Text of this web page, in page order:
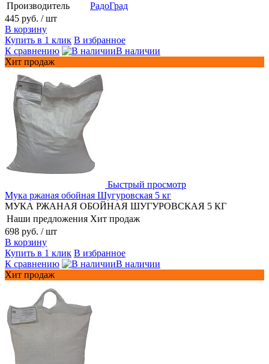
Производитель
РадоГрад
445 руб. / шт
В корзину
Купить в 1 клик В избранное
К сравнению
В наличии
Хит продаж
Быстрый просмотр
Мука ржаная обойная Шугуровская 5 кг
МУКА РЖАНАЯ ОБОЙНАЯ ШУГУРОВСКАЯ 5 КГ
Наши предложения Хит продаж
698 руб. / шт
В корзину
Купить в 1 клик В избранное
К сравнению
В наличии
Хит продаж